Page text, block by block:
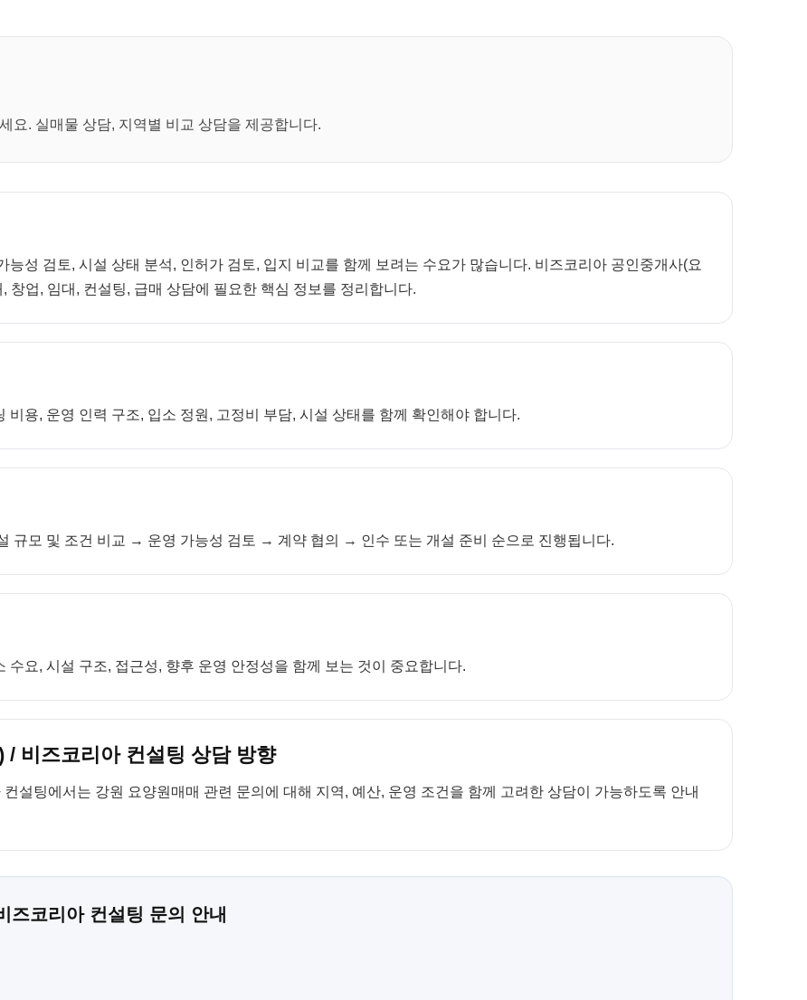
요. 실매물 상담, 지역별 비교 상담을 제공합니다.
성 검토, 시설 상태 분석, 인허가 검토, 입지 비교를 함께 보려는 수요가 많습니다. 비즈코리아 공인중개사(요
창업, 임대, 컨설팅, 급매 상담에 필요한 핵심 정보를 정리합니다.
비용, 운영 인력 구조, 입소 정원, 고정비 부담, 시설 상태를 함께 확인해야 합니다.
규모 및 조건 비교 → 운영 가능성 검토 → 계약 협의 → 인수 또는 개설 준비 순으로 진행됩니다.
수요, 시설 구조, 접근성, 향후 운영 안정성을 함께 보는 것이 중요합니다.
/ 비즈코리아 컨설팅 상담 방향
설팅에서는 강원 요양원매매 관련 문의에 대해 지역, 예산, 운영 조건을 함께 고려한 상담이 가능하도록 안내
즈코리아 컨설팅 문의 안내